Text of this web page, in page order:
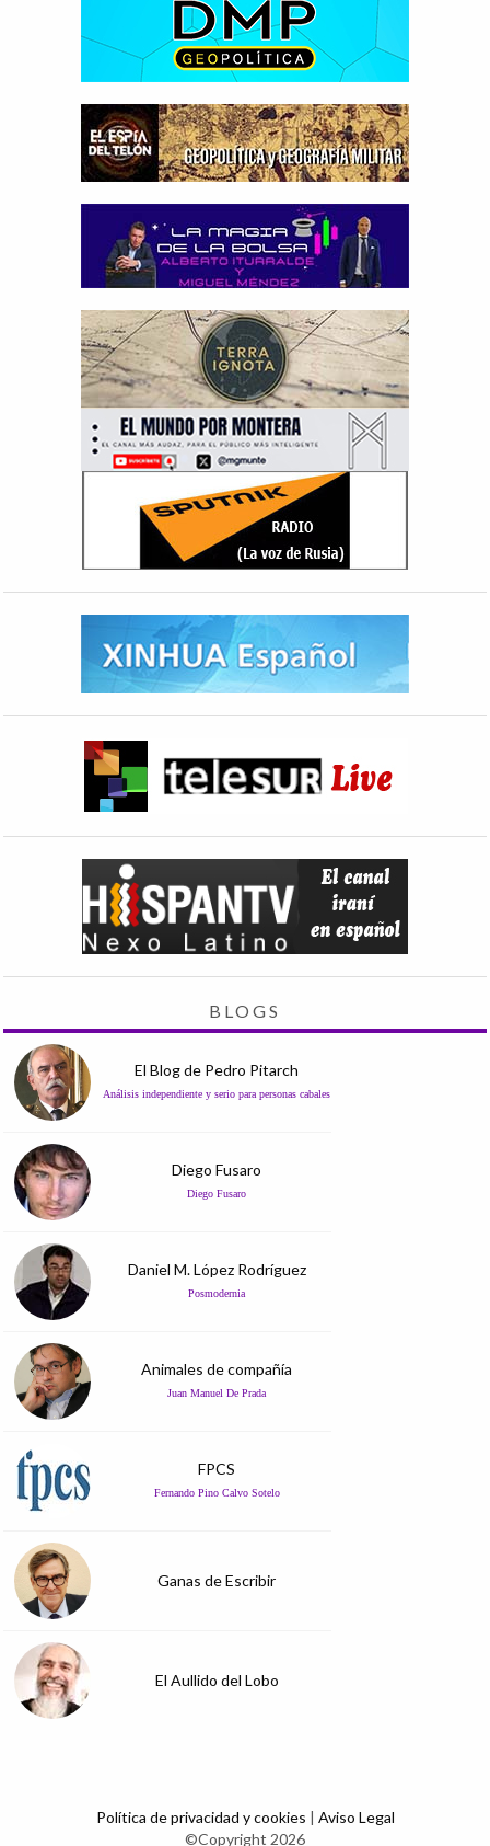
BLOGS
El Blog de Pedro Pitarch
Análisis independiente y serio para personas cabales
Diego Fusaro
Diego Fusaro
Daniel M. López Rodríguez
Posmodernia
Animales de compañía
Juan Manuel De Prada
FPCS
Fernando Pino Calvo Sotelo
Ganas de Escribir
El Aullido del Lobo
Política de privacidad y cookies | Aviso Legal
©Copyright 2026